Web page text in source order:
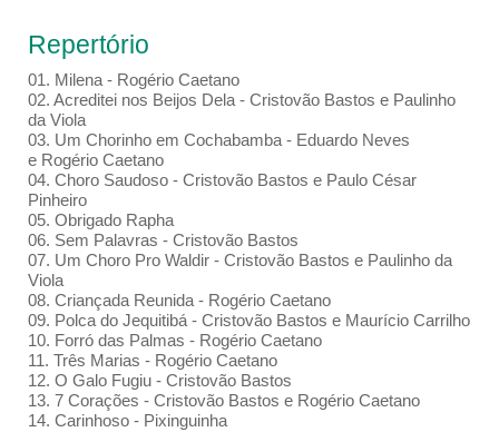
Repertório
01. Milena - Rogério Caetano
02. Acreditei nos Beijos Dela - Cristovão Bastos e Paulinho
da Viola
03. Um Chorinho em Cochabamba - Eduardo Neves
e Rogério Caetano
04. Choro Saudoso - Cristovão Bastos e Paulo César
Pinheiro
05. Obrigado Rapha
06. Sem Palavras - Cristovão Bastos
07. Um Choro Pro Waldir - Cristovão Bastos e Paulinho da
Viola
08. Criançada Reunida - Rogério Caetano
09. Polca do Jequitibá - Cristovão Bastos e Maurício Carrilho
10. Forró das Palmas - Rogério Caetano
11. Três Marias - Rogério Caetano
12. O Galo Fugiu - Cristovão Bastos
13. 7 Corações - Cristovão Bastos e Rogério Caetano
14. Carinhoso - Pixinguinha